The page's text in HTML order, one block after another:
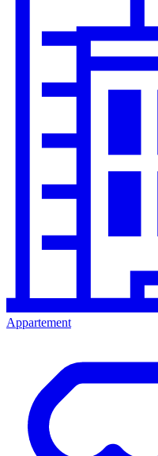
Appartement